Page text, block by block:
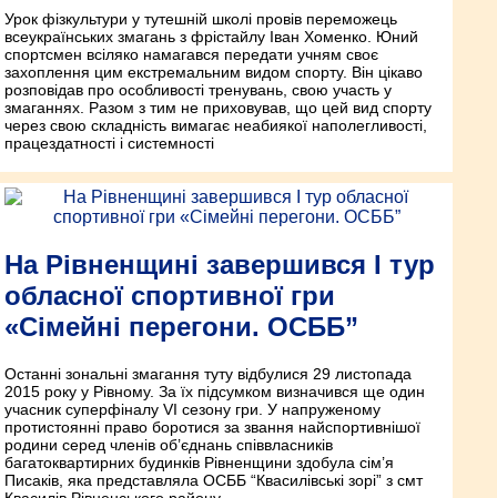
Урок фізкультури у тутешній школі провів переможець
всеукраїнських змагань з фрістайлу Іван Хоменко. Юний
спортсмен всіляко намагався передати учням своє
захоплення цим екстремальним видом спорту. Він цікаво
розповідав про особливості тренувань, свою участь у
змаганнях. Разом з тим не приховував, що цей вид спорту
через свою складність вимагає неабиякої наполегливості,
працездатності і системності
На Рівненщині завершився І тур
обласної спортивної гри
«Сімейні перегони. ОСББ”
Останні зональні змагання туту відбулися 29 листопада
2015 року у Рівному. За їх підсумком визначився ще один
учасник суперфіналу VI сезону гри. У напруженому
протистоянні право боротися за звання найспортивнішої
родини серед членів об’єднань співвласників
багатоквартирних будинків Рівненщини здобула сім’я
Писаків, яка представляла ОСББ “Квасилівські зорі” з смт